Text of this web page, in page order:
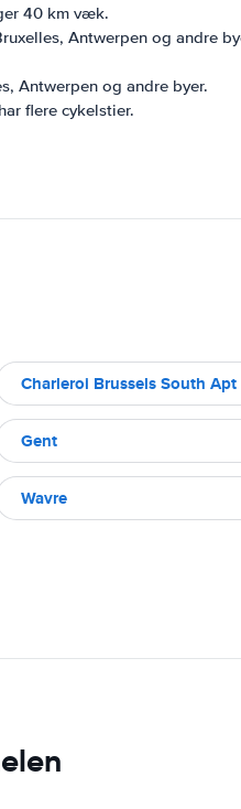
40 km væk.
Antwerpen og andre
Antwerpen og andre byer.
flere cykelstier.
Charleroi Brussels South Apt
Gent
Wavre